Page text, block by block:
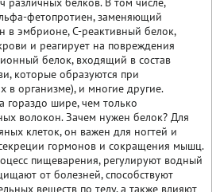
фетопротиен, заменяющий
в эмбрионе, C-реактивный белок,
и реагирует на повреждения
белок, входящий в состав
которые образуются при
в организме), и многие другие.
гораздо шире, чем только
волокон. Зачем нужен белок? Для
клеток, он важен для ногтей и
гормонов и сокращения мышц.
пищеварения, регулируют водный
от болезней, способствуют
веществ по телу, а также влияют